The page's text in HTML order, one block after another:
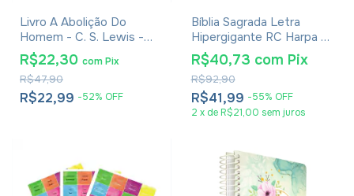
Livro A Abolição Do
Homem - C. S. Lewis -
Brochura
R$22,99 -52% OFF
R$47,90
R$22,30 comPix
Bíblia Sagrada Letra
Hipergigante RC Harpa E
Corinhos Capa Zíper
Rosa Claro
R$41,99 -55% OFF
R$92,90
R$40,73 com Pix
2 x de R$21,00 sem juros